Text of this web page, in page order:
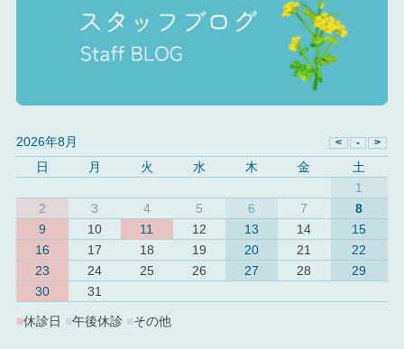
2026年8月
日
月 火 水 木 金
土
1
2
3 4 5 6 7
8
9
10 11 12 13 14
15
16
17 18 19 20 21
22
23
24 25 26 27 28
29
30
31
■休診日 ■午後休診 その他